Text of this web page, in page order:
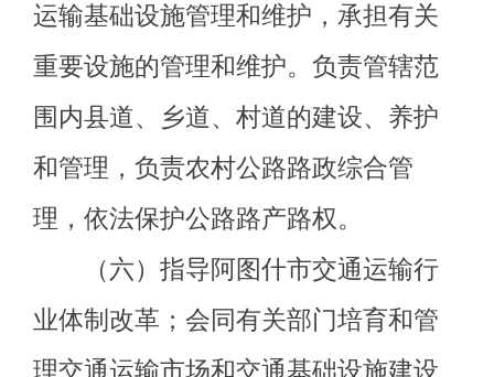
况，开展相关统计工作，发布有关信
保护和节能减排工作。
（九）指导交通运输行业的法治
宣传
、行政复议、行政应诉、行政执
法和监督工作；指导交通行业职业教
育和培训工作。
（十）承办阿图什市人民政府交